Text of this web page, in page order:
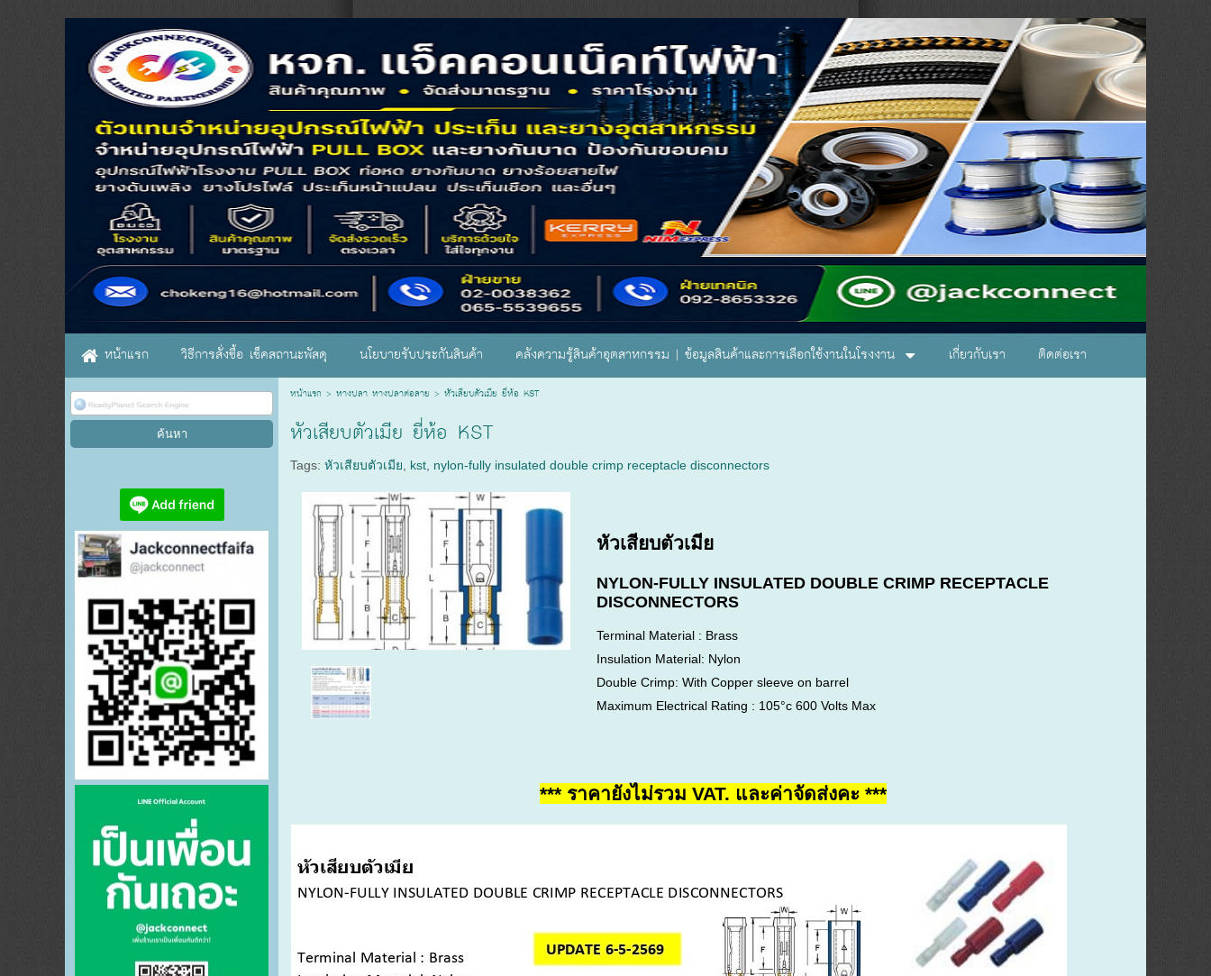
หน้าแรก วิธีการสั่งซื้อ เช็คสถานะพัสดุ นโยบายรับประกันสินค้า คลังความรู้สินค้าอุตสาหกรรม | ข้อมูลสินค้าและการเลือกใช้งานในโรงงาน เกี่ยวกับเรา ติดต่อเรา
หน้าแรก > หางปลา หางปลาต่อสาย > หัวเสียบตัวเมีย ยี่ห้อ KST
หัวเสียบตัวเมีย ยี่ห้อ KST
Tags:หัวเสียบตัวเมีย kst nylon-fully insulated double crimp receptacle disconnectors
หัวเสียบตัวเมีย
NYLON-FULLY INSULATED DOUBLE CRIMP RECEPTACLE
DISCONNECTORS
Terminal Material : Brass
Insulation Material: Nylon
Double Crimp: With Copper sleeve on barrel
Maximum Electrical Rating : 105°c 600 Volts Max
*** ราคายังไม่รวม VAT. และค่าจัดส่งคะ ***